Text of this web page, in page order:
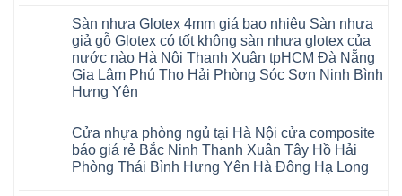
Yên
TpHCM
Bình
Dương
Huế
Cần
Thơ
Đà
Đức
Hoài
Đức
Ninh
Dương
Đà
Nẵng
Khánh
Hải
Phòng
Hưng
Yên
Nghệ
An
Quảng
ngót
Gia
Lâm
Thanh
Xuân
Hà
Nội
Từ
Liêm
Đan
Phượng
khách
hàng
quan
tâm
Quảng
Ninh
Nghệ
An
Bắc
Ninh
Tuyên
Nguyên
hèm
khóa
uy
tín
hàng
đầu
đã
định
tại
Việt
Nam
Glotex
Sàn
nhựa
Fukione
giả
gỗ
4mm
6mm
đế
cao
su
bình
luận
ở
Sàn
nhựa
Glotex
và
composite
giả
vân
gỗ
tạo
Sàn nhựa Glotex 4mm giá bao nhiêu Sàn nhựa
giả gỗ Glotex có tốt không sàn nhựa glotex của
nước nào Hà Nội Thanh Xuân tpHCM Đà Nẵng
Gia Lâm Phú Thọ Hải Phòng Sóc Sơn Ninh Bình
Hưng Yên
bình
luận
ở
Sàn
Cửa nhựa phòng ngủ tại Hà Nội cửa composite
báo giá rẻ Bắc Ninh Thanh Xuân Tây Hồ Hải
Phòng Thái Bình Hưng Yên Hà Đông Hạ Long